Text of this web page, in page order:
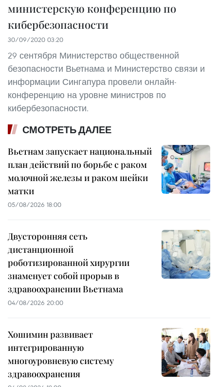
министерскую конференцию по
кибербезопасности
30/09/2020 03:20
29 сентября Министерство общественной
безопасности Вьетнама и Министерство связи и
информации Сингапура провели онлайн-
конференцию на уровне министров по
кибербезопасности.
СМОТРЕТЬ ДАЛЕЕ
Вьетнам запускает национальный
план действий по борьбе с раком
молочной железы и раком шейки
матки
05/08/2026 18:00
Двусторонняя сеть
дистанционной
роботизированной хирургии
знаменует собой прорыв в
здравоохранении Вьетнама
04/08/2026 20:00
Хошимин развивает
интегрированную
многоуровневую систему
здравоохранения